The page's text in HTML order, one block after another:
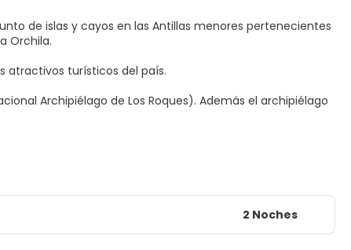
de islas y cayos en las Antillas menores pertenecientes
Orchila.
atractivos turísticos del país.
Archipiélago de Los Roques). Además el archipiélago
2 Noches